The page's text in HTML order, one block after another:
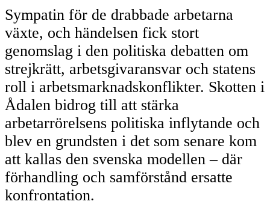
Sympatin för de drabbade arbetarna
växte, och händelsen fick stort
genomslag i den politiska debatten om
strejkrätt, arbetsgivaransvar och statens
roll i arbetsmarknadskonflikter. Skotten i
Ådalen bidrog till att stärka
arbetarrörelsens politiska inflytande och
blev en grundsten i det som senare kom
att kallas den svenska modellen – där
förhandling och samförstånd ersatte
konfrontation.